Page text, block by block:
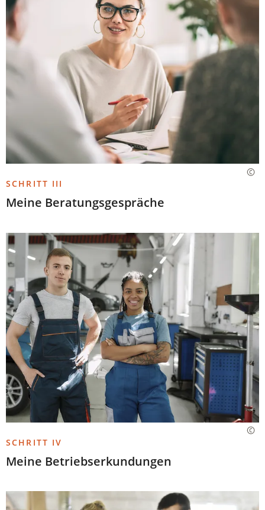
SCHRITT III
Meine Beratungsgespräche
SCHRITT IV
Meine Betriebserkundungen